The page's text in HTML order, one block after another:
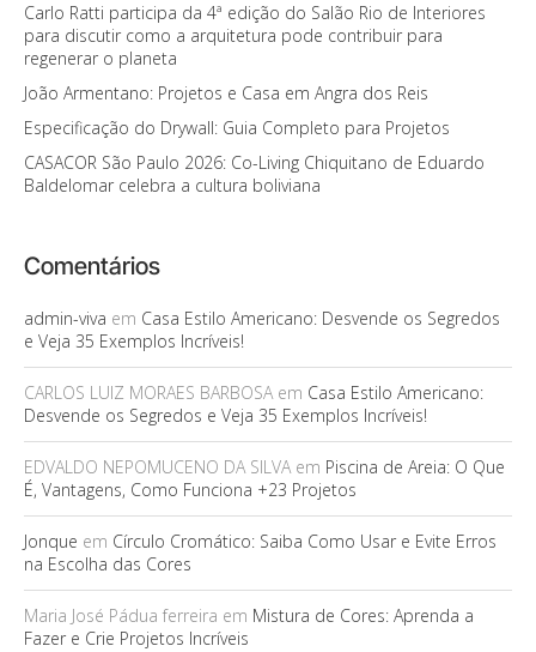
Carlo Ratti participa da 4ª edição do Salão Rio de Interiores
para discutir como a arquitetura pode contribuir para
regenerar o planeta
João Armentano: Projetos e Casa em Angra dos Reis
Especificação do Drywall: Guia Completo para Projetos
CASACOR São Paulo 2026: Co-Living Chiquitano de Eduardo
Baldelomar celebra a cultura boliviana
Comentários
admin-viva em Casa Estilo Americano: Desvende os Segredos
e Veja 35 Exemplos Incríveis!
CARLOS LUIZ MORAES BARBOSAem Casa Estilo Americano:
Desvende os Segredos e Veja 35 Exemplos Incríveis!
EDVALDO NEPOMUCENO DA SILVAem Piscina de Areia: O Que
É, Vantagens, Como Funciona +23 Projetos
Jonque em Círculo Cromático: Saiba Como Usar e Evite Erros
na Escolha das Cores
Maria José Pádua ferreira em Mistura de Cores: Aprenda a
Fazer e Crie Projetos Incríveis